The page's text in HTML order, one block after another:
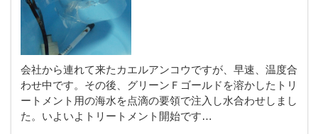
会社から連れて来たカエルアンコウですが、早速、温度合
わせ中です。その後、グリーンＦゴールドを溶かしたトリ
ートメント用の海水を点滴の要領で注入し水合わせしまし
た。いよいよトリートメント開始です…